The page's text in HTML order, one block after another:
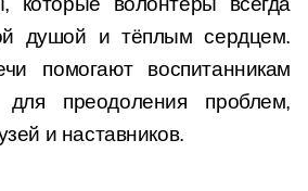
душой и тёплым сердцем.
помогают воспитанникам
преодоления проблем,
и наставников.